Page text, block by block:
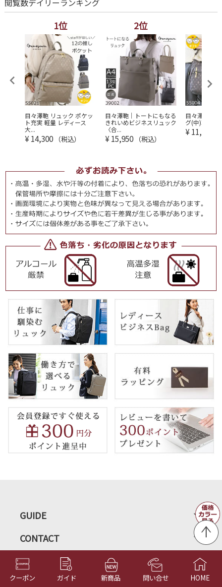
閲覧数デイリーランキング
1位
目々澤鞄 リュック ポケッ
ト充実 軽量 レディース
大...
¥ 14,300 （税込）
2位
目々澤鞄｜トートにもなる
きれいめビジネスリュック
〈合...
¥ 15,950 （税込）
目々澤鞄 シ
グ(中)軽量
¥ 11,550
GUIDE
CONTACT
INFORMATION
クーポン ガイド 新商品 問い合せ HOME